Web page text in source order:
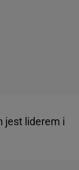
jest liderem i